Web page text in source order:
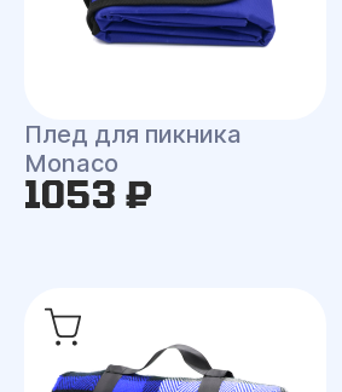
Плед для пикника
Monaco
1053 ₽